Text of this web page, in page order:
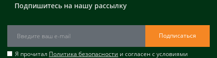
Подпишитесь на нашу рассылку
Подписаться
Я прочитал Политика безопасности и согласен с условиями